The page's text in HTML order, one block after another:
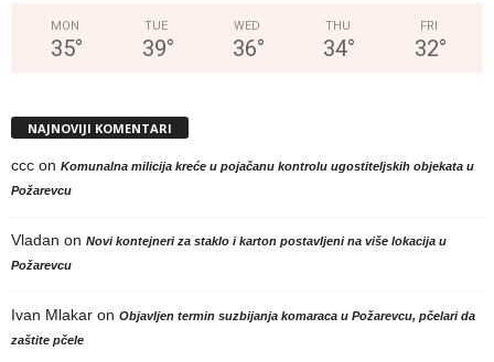
MON
35°
TUE
39°
WED
36°
THU
34°
FRI
32°
NAJNOVIJI KOMENTARI
ccc on Komunalna milicija kreće u pojačanu kontrolu ugostiteljskih objekata u
Požarevcu
Vladan on Novi kontejneri za staklo i karton postavljeni na više lokacija u
Požarevcu
Ivan Mlakar on Objavljen termin suzbijanja komaraca u Požarevcu, pčelari da
zaštite pčele